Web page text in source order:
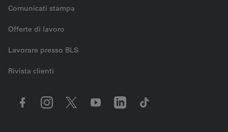
Comunicati stampa
Offerte di lavoro
Lavorare presso BLS
Rivista clienti